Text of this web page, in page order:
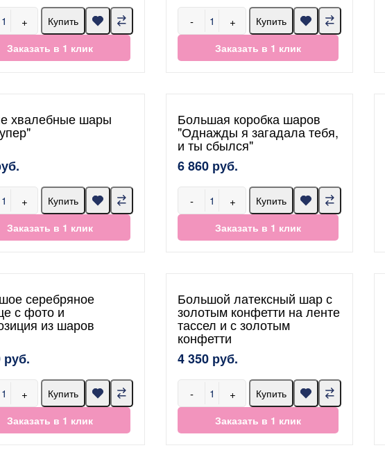
+
Купить
Заказать в 1 клик
- +
Купить
Заказать в 1 клик
хвалебные шары
+
Купить
Заказать в 1 клик
Большая коробка шаров
"Однажды я загадала тебя,
и ты сбылся"
6 860 руб.
- +
Купить
Заказать в 1 клик
серебряное
с фото и
из шаров
руб.
+
Купить
Заказать в 1 клик
Большой латексный шар с
золотым конфетти на ленте
тассел и с золотым
конфетти
4 350 руб.
- +
Купить
Заказать в 1 клик